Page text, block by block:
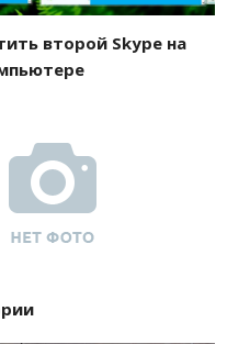
второй Skype на